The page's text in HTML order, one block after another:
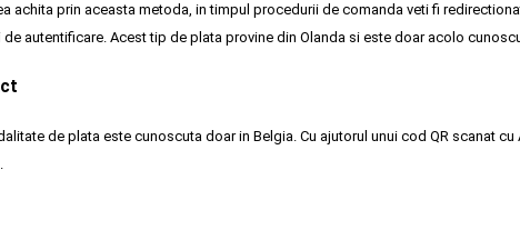
achita prin aceasta metoda, in timpul procedurii de comanda veti fi
autentificare. Acest tip de plata provine din Olanda si este doar acolo
de plata este cunoscuta doar in Belgia. Cu ajutorul unui cod QR scanat